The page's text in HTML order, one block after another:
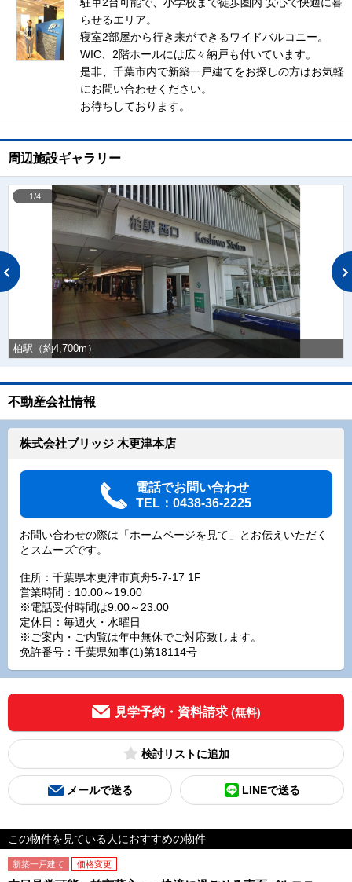
らせるエリア。
寝室2部屋から行き来ができるワイドバルコニー。
WIC、2階ホールには広々納戸も付いています。
是非、千葉市内で新築一戸建てをお探しの方はお気軽
にお問い合わせください。
お待ちしております。
周辺施設ギャラリー
柏駅（約4,700m）
1/4
不動産会社情報
株式会社ブリッジ 木更津本店
電話でお問い合わせ
TEL：0438-36-2225
お問い合わせの際は「ホームページを見て」とお伝えいただく
とスムーズです。
住所：千葉県木更津市真舟5-7-17 1F
営業時間：10:00～19:00
※電話受付時間は9:00～23:00
定休日：毎週火・水曜日
※ご案内・ご内覧は年中無休でご対応致します。
免許番号：千葉県知事(1)第18114号
見学予約・資料請求 (無料)
検討リスト
メールで送る LINEで送る
この物件を見ている人におすすめの物件
新築一戸建て 価格変更